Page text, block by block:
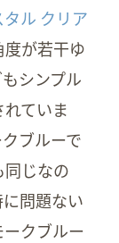
ル クリア
が若干ゆ
シンプル
ていま
ブルーで
じなの
問題ない
クブルー